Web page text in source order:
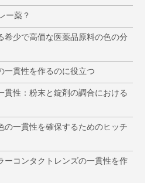
ー薬？
希少で高価な医薬品原料の色の分
一貫性を作るのに役立つ
貫性：粉末と錠剤の調合における
の一貫性を確保するためのヒッチ
ーコンタクトレンズの一貫性を作